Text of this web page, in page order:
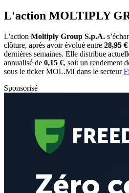
L'action MOLTIPLY
L'action Moltiply Group S.p.A.
clôture, après avoir évolué entre 28,95 €
dernières semaines. Elle distribue
annualisé de 0,15 €, soit un rendement
sous le tickerMOL.MI dans le secteur
Sponsorisé